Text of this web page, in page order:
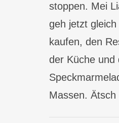
stoppen. Mei
geh jetzt gleich
kaufen, den
der Küche und
Massen. Ätsch